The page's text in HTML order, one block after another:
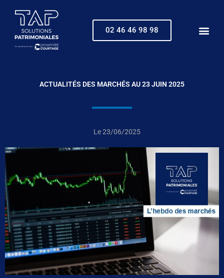
contenu
02 46 46 98 98
ACTUALITÉS DES MARCHÉS AU 23 JUIN 2025
Le23/06/2025